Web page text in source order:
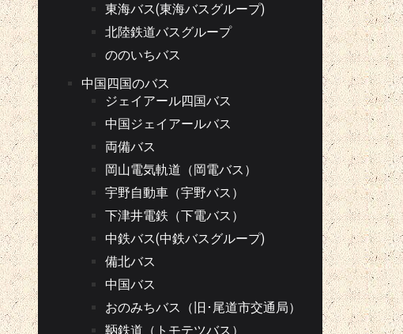
東海バス(東海バスグループ)
北陸鉄道バスグループ
ののいちバス
中国四国のバス
ジェイアール四国バス
中国ジェイアールバス
両備バス
岡山電気軌道（岡電バス）
宇野自動車（宇野バス）
下津井電鉄（下電バス）
中鉄バス(中鉄バスグループ)
備北バス
中国バス
おのみちバス（旧･尾道市交通局）
鞆鉄道（トモテツバス）